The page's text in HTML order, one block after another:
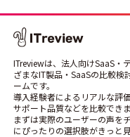
ITreviewは、法人向けSaaS・
ざまなIT製品・SaaSの比較検
ームです。
導入経験者によるリアルな評
サポート品質などを比較できま
まずは実際のユーザーの声を
にぴったりの選択肢がきっと